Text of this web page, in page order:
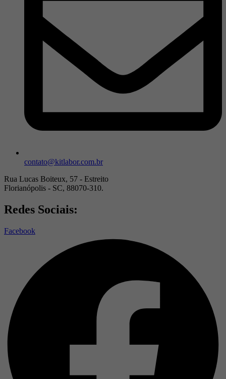
contato@kitlabor.com.br
Rua Lucas Boiteux, 57 - Estreito
Florianópolis - SC, 88070-310.
Redes Sociais:
Facebook